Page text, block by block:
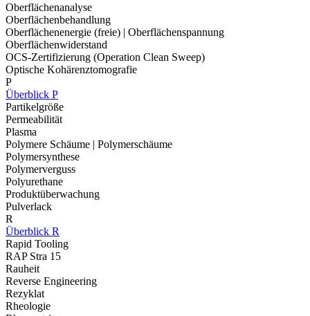
Oberflächenanalyse
Oberflächenbehandlung
Oberflächenenergie (freie) | Oberflächenspannung
Oberflächenwiderstand
OCS-Zertifizierung (Operation Clean Sweep)
Optische Kohärenztomografie
P
Überblick P
Partikelgröße
Permeabilität
Plasma
Polymere Schäume | Polymerschäume
Polymersynthese
Polymerverguss
Polyurethane
Produktüberwachung
Pulverlack
R
Überblick R
Rapid Tooling
RAP Stra 15
Rauheit
Reverse Engineering
Rezyklat
Rheologie